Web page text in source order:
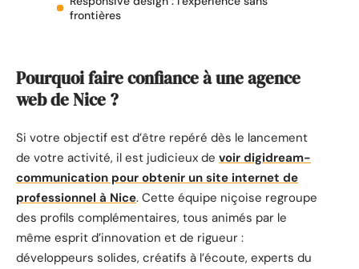
frontières
Pourquoi faire confiance à une agence
web de Nice ?
Si votre objectif est d’être repéré dès le lancement
de votre activité, il est judicieux de voir digidream-
communication pour obtenir un site internet de
professionnel à Nice. Cette équipe niçoise regroupe
des profils complémentaires, tous animés par le
même esprit d’innovation et de rigueur :
développeurs solides, créatifs à l’écoute, experts du